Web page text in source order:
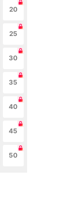
20
25
30
35
40
45
50